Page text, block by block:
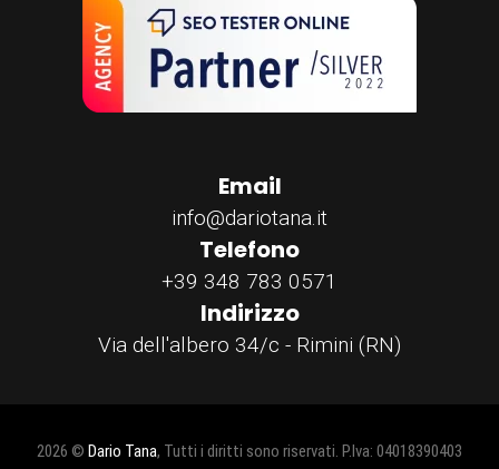
Email
info@dariotana.it
Telefono
+39 348 783 0571
Indirizzo
Via dell'albero 34/c - Rimini (RN)
2026 © Dario Tana, Tutti i diritti sono riservati. P.Iva: 04018390403